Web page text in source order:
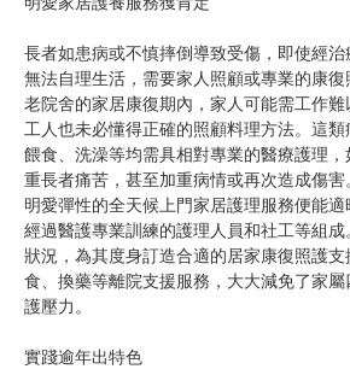
長者如患病或不慎摔倒導致受傷，即使經
無法自理生活，需要家人照顧或專業的康
老院舍的家居康復期內，家人可能需工作
工人也未必懂得正確的照顧料理方法。這類
餵食、洗澡等均需具相對專業的醫療護理
重長者痛苦，甚至加重病情或再次造成傷害
明愛彈性的全天候上門家居護理服務便能
經過醫護專業訓練的護理人員和社工等組
狀況，為其度身訂造合適的居家康復照護
食、換藥等離院支援服務，大大減免了家
護壓力。
實踐逾年出特色